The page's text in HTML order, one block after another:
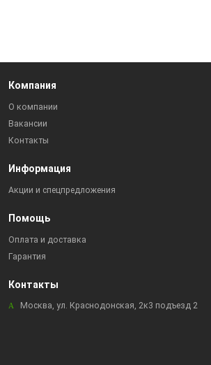
Компания
О компании
Вакансии
Контакты
Информация
Акции и спецпредложения
Помощь
Оплата и доставка
Гарантия
Контакты
Москва, ул. Краснодонская, 2к3 подъезд 2